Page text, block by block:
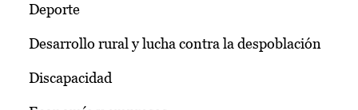
Deporte
Desarrollo rural y lucha contra la despoblación
Discapacidad